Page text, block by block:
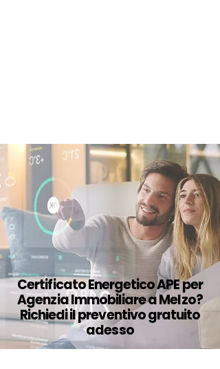
Certificato Energetico APE per
Agenzia Immobiliare a Melzo?
Richiedi il preventivo gratuito
adesso